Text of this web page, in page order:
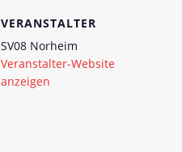
VERANSTALTER
SV08 Norheim
Veranstalter-Website
anzeigen